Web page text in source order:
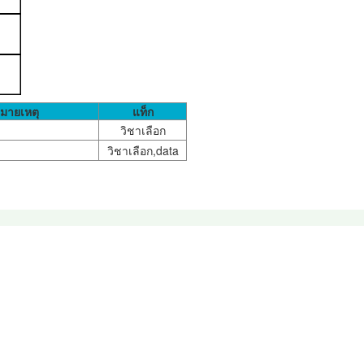
ายเหตุ
แท็ก
วิชาเลือก
วิชาเลือก,data